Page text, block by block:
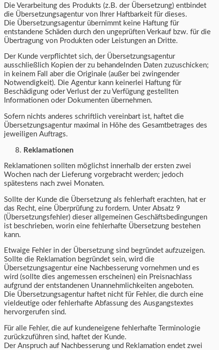
Die Verarbeitung des Produkts (z.B. der Übersetzung) entbindet
die Übersetzungsagentur von Ihrer Haftbarkeit für dieses.
Die Übersetzungsagentur übernimmt keine Haftung für
entstandene Schäden durch den ungeprüften Verkauf bzw. für die
Übertragung von Produkten oder Leistungen an Dritte.
Der Kunde verpflichtet sich, der Übersetzungsagentur
ausschließlich Kopien der zu behandelnden Daten zuzuschicken;
in keinem Fall aber die Originale (außer bei zwingender
Notwendigkeit). Die Agentur kann keinerlei Haftung für
Beschädigung oder Verlust der zu Verfügung gestellten
Informationen oder Dokumenten übernehmen.
Sofern nichts anderes schriftlich vereinbart ist, haftet die
Übersetzungsagentur maximal in Höhe des Gesamtbetrages des
jeweiligen Auftrags.
Reklamationen
Reklamationen sollten möglichst innerhalb der ersten zwei
Wochen nach der Lieferung vorgebracht werden; jedoch
spätestens nach zwei Monaten.
Sollte der Kunde die Übersetzung als fehlerhaft erachten, hat er
das Recht, eine Überprüfung zu fordern. Unter Absatz 9
(Übersetzungsfehler) dieser allgemeinen Geschäftsbedingungen
ist beschrieben, worin eine fehlerhafte Übersetzung bestehen
kann.
Etwaige Fehler in der Übersetzung sind begründet aufzuzeigen.
Sollte die Reklamation begründet sein, wird die
Übersetzungsagentur eine Nachbesserung vornehmen und es
wird (sollte dies angemessen erscheinen) ein Preisnachlass
aufgrund der entstandenen Unannehmlichkeiten angeboten.
Die Übersetzungsagentur haftet nicht für Fehler, die durch eine
vieldeutige oder fehlerhafte Abfassung des Ausgangstextes
hervorgerufen sind.
Für alle Fehler, die auf kundeneigene fehlerhafte Terminologie
zurückzuführen sind, haftet der Kunde.
Der Anspruch auf Nachbesserung und Reklamation endet zwei